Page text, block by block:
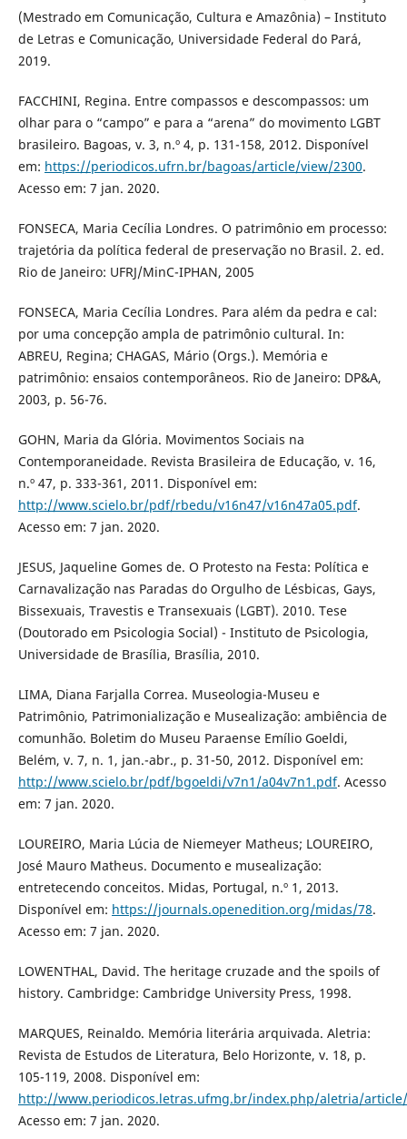
(Mestrado em Comunicação, Cultura e Amazônia) – Instituto
de Letras e Comunicação, Universidade Federal do Pará,
2019.
FACCHINI, Regina. Entre compassos e descompassos: um
olhar para o “campo” e para a “arena” do movimento LGBT
brasileiro. Bagoas, v. 3, n.º 4, p. 131-158, 2012. Disponível
em: https://periodicos.ufrn.br/bagoas/article/view/2300.
Acesso em: 7 jan. 2020.
FONSECA, Maria Cecília Londres. O patrimônio em processo:
trajetória da política federal de preservação no Brasil. 2. ed.
Rio de Janeiro: UFRJ/MinC-IPHAN, 2005
FONSECA, Maria Cecília Londres. Para além da pedra e cal:
por uma concepção ampla de patrimônio cultural. In:
ABREU, Regina; CHAGAS, Mário (Orgs.). Memória e
patrimônio: ensaios contemporâneos. Rio de Janeiro: DP&A,
2003, p. 56-76.
GOHN, Maria da Glória. Movimentos Sociais na
Contemporaneidade. Revista Brasileira de Educação, v. 16,
n.º 47, p. 333-361, 2011. Disponível em:
http://www.scielo.br/pdf/rbedu/v16n47/v16n47a05.pdf.
Acesso em: 7 jan. 2020.
JESUS, Jaqueline Gomes de. O Protesto na Festa: Política e
Carnavalização nas Paradas do Orgulho de Lésbicas, Gays,
Bissexuais, Travestis e Transexuais (LGBT). 2010. Tese
(Doutorado em Psicologia Social) - Instituto de Psicologia,
Universidade de Brasília, Brasília, 2010.
LIMA, Diana Farjalla Correa. Museologia-Museu e
Patrimônio, Patrimonialização e Musealização: ambiência de
comunhão. Boletim do Museu Paraense Emílio Goeldi,
Belém, v. 7, n. 1, jan.-abr., p. 31-50, 2012. Disponível em:
http://www.scielo.br/pdf/bgoeldi/v7n1/a04v7n1.pdf. Acesso
em: 7 jan. 2020.
LOUREIRO, Maria Lúcia de Niemeyer Matheus; LOUREIRO,
José Mauro Matheus. Documento e musealização:
entretecendo conceitos. Midas, Portugal, n.º 1, 2013.
Disponível em: https://journals.openedition.org/midas/78.
Acesso em: 7 jan. 2020.
LOWENTHAL, David. The heritage cruzade and the spoils of
history. Cambridge: Cambridge University Press, 1998.
MARQUES, Reinaldo. Memória literária arquivada. Aletria:
Revista de Estudos de Literatura, Belo Horizonte, v. 18, p.
105-119, 2008. Disponível em:
http://www.periodicos.letras.ufmg.br/index.php/aletria/
Acesso em: 7 jan. 2020.